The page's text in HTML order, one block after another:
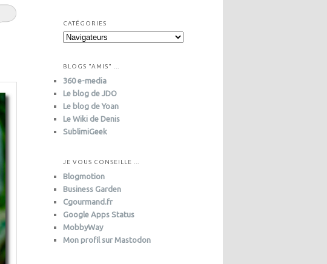
CATÉGORIES
g
o
r
i
e
BLOGS "AMIS" ...
360 e-media
Le blog de JDO
Le blog de Yoan
Le Wiki de Denis
SublimiGeek
JE VOUS CONSEILLE ...
Blogmotion
Business Garden
Cgourmand.fr
Google Apps Status
MobbyWay
Mon profil sur Mastodon